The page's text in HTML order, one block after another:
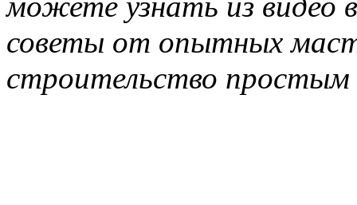
советы от опытных
строительство